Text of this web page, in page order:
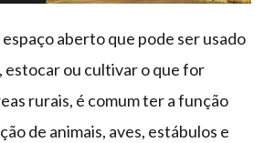
espaço aberto que pode ser usado
estocar ou cultivar o que for
rurais, é comum ter a função
de animais, aves, estábulos e